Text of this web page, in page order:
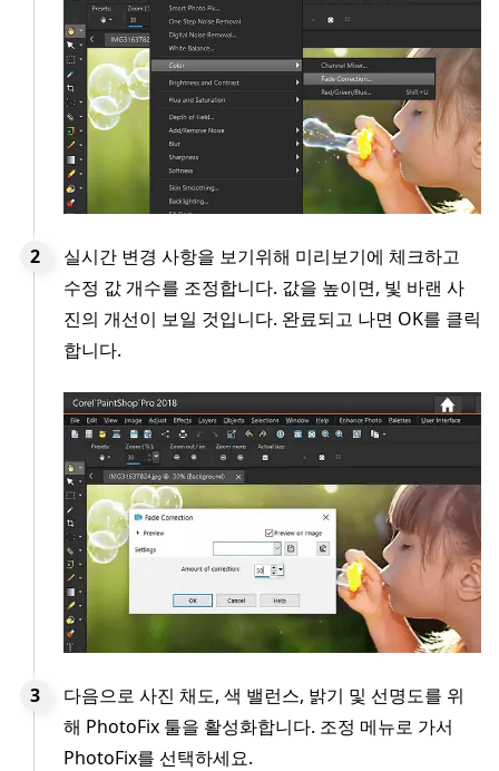
실시간 변경 사항을 보기위해 미리보기에 체크하고
수정 값 개수를 조정합니다. 값을 높이면, 빛 바랜 사
진의 개선이 보일 것입니다. 완료되고 나면 OK를 클릭
합니다.
다음으로 사진 채도, 색 밸런스, 밝기 및 선명도를 위
해 PhotoFix 툴을 활성화합니다. 조정 메뉴로 가서
PhotoFix를 선택하세요.